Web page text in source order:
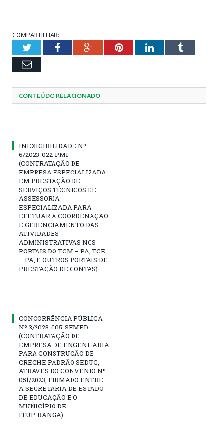
COMPARTILHAR:
TwitterFacebookGoogle+PinterestLinkedInTumblr
Email
CONTEÚDO RELACIONADO
INEXIGIBILIDADE Nº
6/2023-022-PMI
(CONTRATAÇÃO DE
EMPRESA ESPECIALIZADA
EM PRESTAÇÃO DE
SERVIÇOS TÉCNICOS DE
ASSESSORIA
ESPECIALIZADA PARA
EFETUAR A COORDENAÇÃO
E GERENCIAMENTO DAS
ATIVIDADES
ADMINISTRATIVAS NOS
PORTAIS DO TCM – PA, TCE
– PA, E OUTROS PORTAIS DE
PRESTAÇÃO DE CONTAS)
CONCORRÊNCIA PÚBLICA
Nº 3/2023-005-SEMED
(CONTRATAÇÃO DE
EMPRESA DE ENGENHARIA
PARA CONSTRUÇÃO DE
CRECHE PADRÃO SEDUC,
ATRAVÉS DO CONVÊNIO Nº
051/2023, FIRMADO ENTRE
A SECRETARIA DE ESTADO
DE EDUCAÇÃO E O
MUNICÍPIO DE
ITUPIRANGA)